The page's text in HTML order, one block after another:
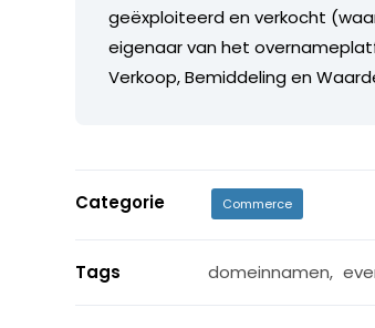
geëxploiteerd en verkocht
eigenaar van het
Verkoop, Bemiddeling en
Categorie Commerce
Tags domeinnamen,